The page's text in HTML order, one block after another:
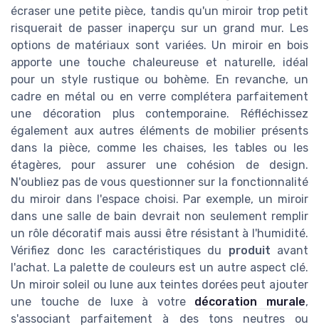
écraser une petite pièce, tandis qu'un miroir trop petit
risquerait de passer inaperçu sur un grand mur. Les
options de matériaux sont variées. Un miroir en bois
apporte une touche chaleureuse et naturelle, idéal
pour un style rustique ou bohème. En revanche, un
cadre en métal ou en verre complétera parfaitement
une décoration plus contemporaine. Réfléchissez
également aux autres éléments de mobilier présents
dans la pièce, comme les chaises, les tables ou les
étagères, pour assurer une cohésion de design.
N'oubliez pas de vous questionner sur la fonctionnalité
du miroir dans l'espace choisi. Par exemple, un miroir
dans une salle de bain devrait non seulement remplir
un rôle décoratif mais aussi être résistant à l'humidité.
Vérifiez donc les caractéristiques du produit avant
l'achat. La palette de couleurs est un autre aspect clé.
Un miroir soleil ou lune aux teintes dorées peut ajouter
une touche de luxe à votre décoration murale,
s'associant parfaitement à des tons neutres ou